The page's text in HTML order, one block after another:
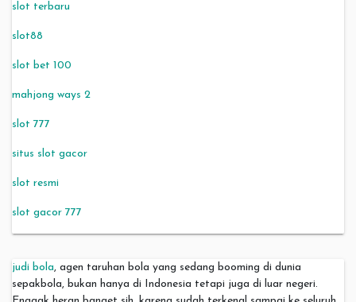
slot terbaru
slot88
slot bet 100
mahjong ways 2
slot 777
situs slot gacor
slot resmi
slot gacor 777
judi bola, agen taruhan bola yang sedang booming di dunia
sepakbola, bukan hanya di Indonesia tetapi juga di luar negeri.